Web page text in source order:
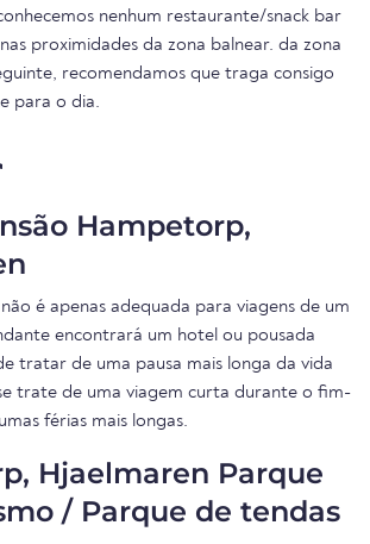
nenhum restaurante/snack bar
proximidades da zona balnear. da zona
recomendamos que traga consigo
para o dia.
Hampetorp,
é apenas adequada para viagens de um
encontrará um hotel ou pousada
tratar de uma pausa mais longa da vida
trate de uma viagem curta durante o fim-
férias mais longas.
Hjaelmaren Parque
/ Parque de tendas